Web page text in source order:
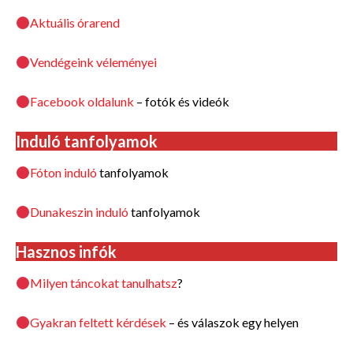
Aktuális órarend
Vendégeink véleményei
Facebook oldalunk – fotók és videók
Induló tanfolyamok
Fóton induló tanfolyamok
Dunakeszin induló tanfolyamok
Hasznos infók
Milyen táncokat tanulhatsz?
Gyakran feltett kérdések – és válaszok egy helyen